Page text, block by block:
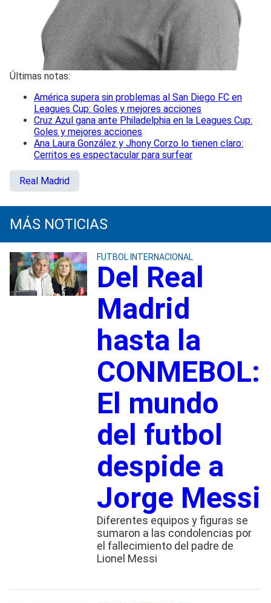
Últimas notas:
América supera sin problemas al San Diego FC en
Leagues Cup: Goles y mejores acciones
Cruz Azul gana ante Philadelphia en la Leagues Cup:
Goles y mejores acciones
Ana Laura González y Jhony Corzo lo tienen claro:
Cerritos es espectacular para surfear
Real Madrid
MÁS NOTICIAS
FUTBOL INTERNACIONAL
Del Real
Madrid
hasta la
CONMEBOL:
El mundo
del futbol
despide a
Jorge Messi
Diferentes equipos y figuras se
sumaron a las condolencias por
el fallecimiento del padre de
Lionel Messi